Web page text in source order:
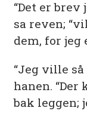
“Det er brev
sa reven;
dem, for jeg
“Jeg ville
hanen.
bak leggen;